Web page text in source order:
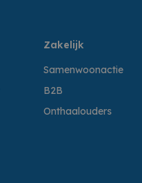
Zakelijk
Samenwoonactie
B2B
Onthaalouders